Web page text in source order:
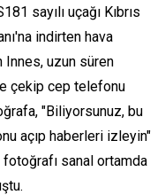
sayılı uçağı Kıbrıs
indirten hava
Innes, uzun süren
çekip cep telefonu
"Biliyorsunuz, bu
açıp haberleri izleyin"
fotoğrafı sanal ortamda